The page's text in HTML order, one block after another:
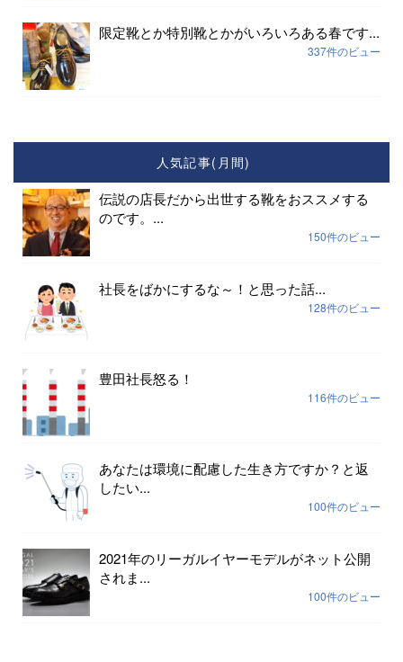
限定靴とか特別靴とかがいろいろある春です...
337件のビュー
人気記事(月間)
伝説の店長だから出世する靴をおススメする
のです。...
150件のビュー
社長をばかにするな～！と思った話...
128件のビュー
豊田社長怒る！
116件のビュー
あなたは環境に配慮した生き方ですか？と返
したい...
100件のビュー
2021年のリーガルイヤーモデルがネット公開
されま...
100件のビュー